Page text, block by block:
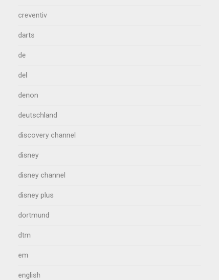
creventiv
darts
de
del
denon
deutschland
discovery channel
disney
disney channel
disney plus
dortmund
dtm
em
english